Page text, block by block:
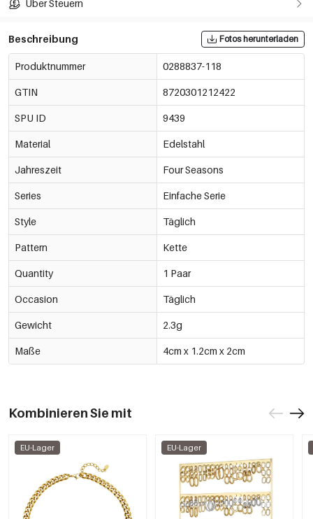
Über Steuern
Beschreibung Fotos herunterladen
Produktnummer 0288837-118
GTIN 8720301212422
SPU ID 9439
Material Edelstahl
Jahreszeit Four Seasons
Series Einfache Serie
Style Täglich
Pattern Kette
Quantity 1 Paar
Occasion Täglich
Gewicht 2.3g
Maße 4cm x 1.2cm x 2cm
Kombinieren Sie mit
EU-Lager EU-Lager